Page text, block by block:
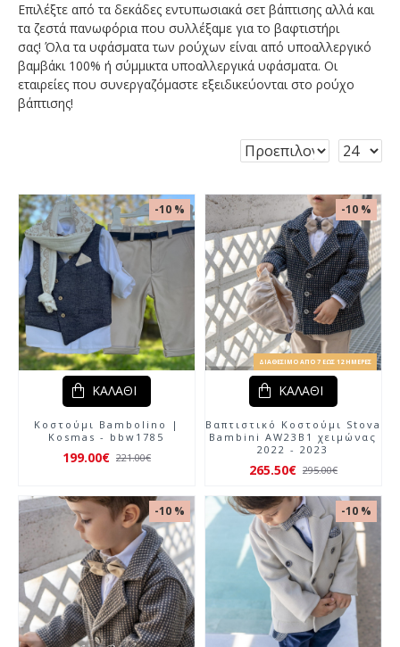
Επιλέξτε από τα δεκάδες εντυπωσιακά σετ βάπτισης αλλά και
τα ζεστά πανωφόρια που συλλέξαμε για το βαφτιστήρι
σας! Όλα τα υφάσματα των ρούχων είναι από υποαλλεργικό
βαμβάκι 100% ή σύμμικτα υποαλλεργικά υφάσματα. Οι
εταιρείες που συνεργαζόμαστε εξειδικεύονται στο ρούχο
βάπτισης!
-10 %
Κοστούμι Bambolino |
Kosmas - bbw1785
199.00€ 221.00€
ΚΑΛΆΘΙ
-10 %
ΔΙΑΘΈΣΙΜΟ ΑΠΌ 7 ΈΩΣ 12 ΗΜΈΡΕΣ
Βαπτιστικό Κοστούμι Stova
Bambini AW23Β1 χειμώνας
2022 - 2023
265.50€ 295.00€
ΚΑΛΆΘΙ
-10 % -10 %